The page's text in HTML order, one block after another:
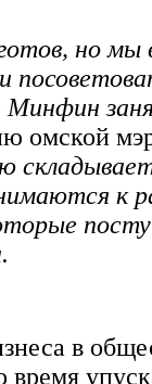
но мы
Минфин
омской
к
в
время